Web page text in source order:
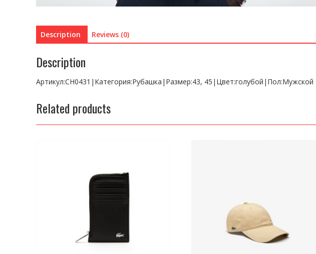
Description Reviews (0)
Description
Артикул:CH0431|Категория:Рубашка|Размер:43, 45|Цвет:голубой|Пол:Мужской
Related products